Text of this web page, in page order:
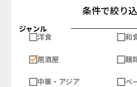
条件で絞り
ジャンル
洋食
和
居酒屋 麺
中華・アジア ベ